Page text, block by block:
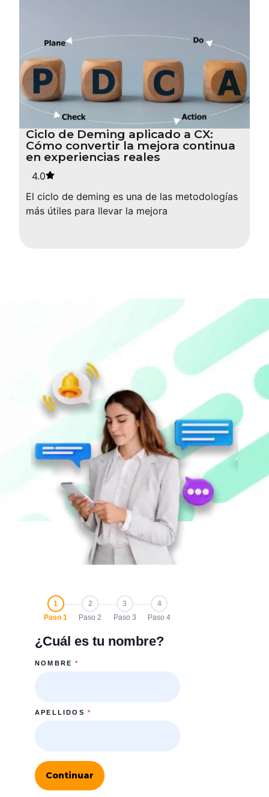
Ciclo de Deming aplicado a CX:
Cómo convertir la mejora continua
en experiencias reales
4.0
El ciclo de deming es una de las metodologías
más útiles para llevar la mejora
1
Paso 1
2
Paso 2
3
Paso 3
4
Paso 4
¿Cuál es tu nombre?
NOMBRE*
APELLIDOS *
Continuar